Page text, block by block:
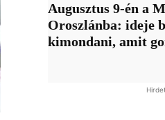
Augusztus 9-én a
Oroszlánba: ideje
kimondani, amit